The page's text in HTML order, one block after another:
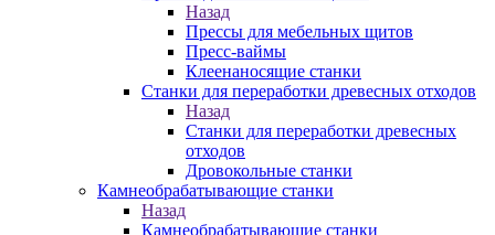
Назад
Прессы для мебельных щитов
Пресс-ваймы
Клеенаносящие станки
Станки для переработки древесных отходов
Назад
Станки для переработки древесных
отходов
Дровокольные станки
Камнеобрабатывающие станки
Назад
Камнеобрабатывающие станки